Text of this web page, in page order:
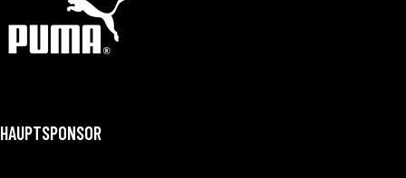
HAUPTSPONSOR